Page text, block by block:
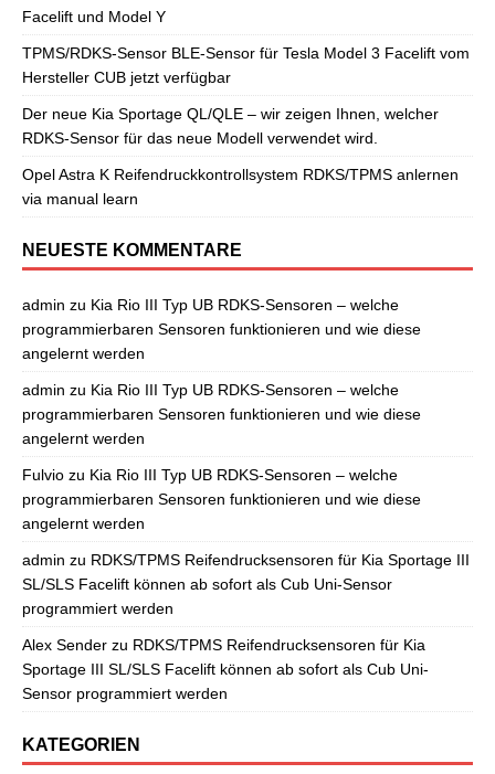
Facelift und Model Y
TPMS/RDKS-Sensor BLE-Sensor für Tesla Model 3 Facelift vom
Hersteller CUB jetzt verfügbar
Der neue Kia Sportage QL/QLE – wir zeigen Ihnen, welcher
RDKS-Sensor für das neue Modell verwendet wird.
Opel Astra K Reifendruckkontrollsystem RDKS/TPMS anlernen
via manual learn
NEUESTE KOMMENTARE
admin zu Kia Rio III Typ UB RDKS-Sensoren – welche
programmierbaren Sensoren funktionieren und wie diese
angelernt werden
admin zu Kia Rio III Typ UB RDKS-Sensoren – welche
programmierbaren Sensoren funktionieren und wie diese
angelernt werden
Fulvio zu Kia Rio III Typ UB RDKS-Sensoren – welche
programmierbaren Sensoren funktionieren und wie diese
angelernt werden
admin zu RDKS/TPMS Reifendrucksensoren für Kia Sportage III
SL/SLS Facelift können ab sofort als Cub Uni-Sensor
programmiert werden
Alex Sender zu RDKS/TPMS Reifendrucksensoren für Kia
Sportage III SL/SLS Facelift können ab sofort als Cub Uni-
Sensor programmiert werden
KATEGORIEN